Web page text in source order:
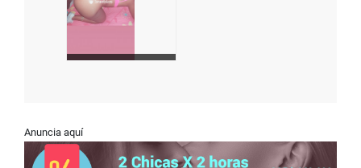
Anuncia aquí